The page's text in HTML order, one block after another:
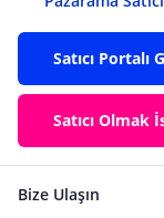
Satıcı Portalı
Satıcı Olmak
Bize Ulaşın